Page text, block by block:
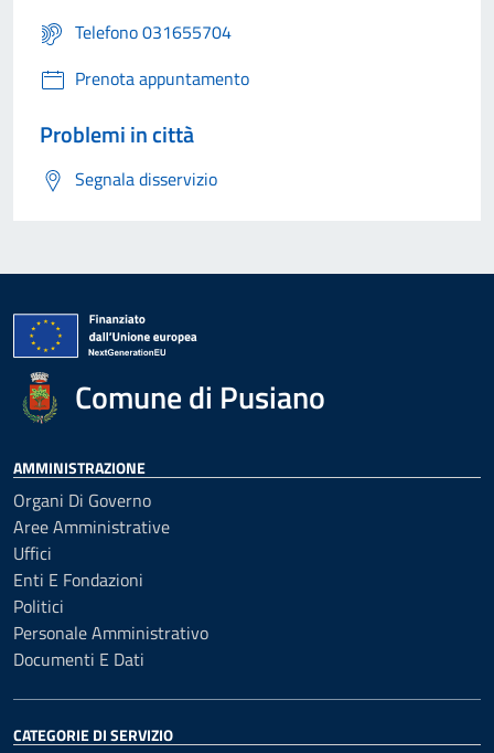
Telefono 031655704
Prenota appuntamento
Problemi in città
Segnala disservizio
Comune di Pusiano
AMMINISTRAZIONE
Organi Di Governo
Aree Amministrative
Uffici
Enti E Fondazioni
Politici
Personale Amministrativo
Documenti E Dati
CATEGORIE DI SERVIZIO